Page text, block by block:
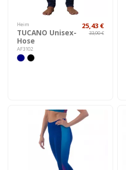
Heim
TUCANO Unisex-
Hose
AF3102
25,43 €
33,90 €